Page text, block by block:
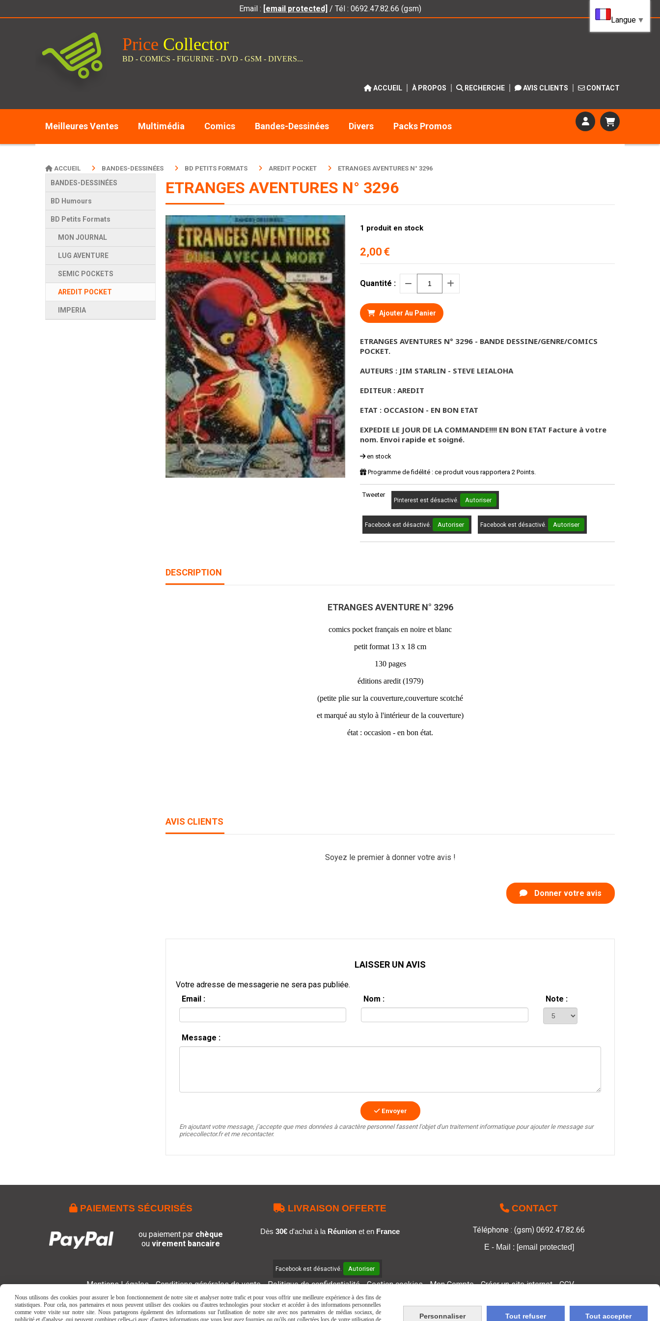
Email : [email protected] / Tél : 0692.47.82.66 (gsm)
Price Collector
BD - COMICS - FIGURINE - DVD - GSM - DIVERS...
ACCUEIL À PROPOS RECHERCHE AVIS CLIENTS CONTACT
Meilleures Ventes Multimédia Comics Bandes-Dessinées Divers Packs Promos
BANDES-DESSINÉES
BD Humours
BD Petits Formats
MON JOURNAL
LUG AVENTURE
SEMIC POCKETS
AREDIT POCKET
IMPERIA
ACCUEIL BANDES-DESSINÉES BD PETITS FORMATS AREDIT POCKET ETRANGES AVENTURES N° 3296
ETRANGES AVENTURES N° 3296
2,00 €
1 produit en stock
Quantité :
Ajouter Au Panier
ETRANGES AVENTURES N° 3296 - BANDE DESSINE/GENRE/COMICS
POCKET.
AUTEURS : JIM STARLIN - STEVE LEIALOHA
EDITEUR : AREDIT
ETAT : OCCASION - EN BON ETAT
EXPEDIE LE JOUR DE LA COMMANDE!!!! EN BON ETAT Facture à votre
nom. Envoi rapide et soigné.
en stock
Programme de fidélité : ce produit vous rapportera 2 Points.
Tweeter
Pinterest est désactivé. Autoriser
Facebook est désactivé. Autoriser Facebook est désactivé. Autoriser
DESCRIPTION
ETRANGES AVENTURE N° 3296
comics pocket français en noire et blanc
petit format 13 x 18 cm
130 pages
éditions aredit (1979)
(petite plie sur la couverture,couverture scotché
et marqué au stylo à l'intérieur de la couverture)
état : occasion - en bon état.
AVIS CLIENTS
Soyez le premier à donner votre avis !
Donner votre avis
LAISSER UN AVIS
Votre adresse de messagerie ne sera pas publiée.
Email :
Nom : Note :
Message :
Envoyer
En ajoutant votre message, j’accepte que mes données à caractère personnel fassent l'objet d'un traitement informatique pour ajouter le message sur
pricecollector.fr et me recontacter.
 PAIEMENTS SÉCURISÉS
ou paiement par chèque
ou virement bancaire
LIVRAISON OFFERTE
Dès 30€d'achat à la Réunionet en France
 CONTACT
Téléphone : (gsm) 0692.47.82.66
E - Mail : [email protected]
Facebook est désactivé. Autoriser
Mentions Légales Conditions générales de vente Politique de confidentialité Gestion cookies Mon Compte Créer un site internet CGV
Langue ▼
Nous utilisons des cookies pour assurer le bon fonctionnement de notre site et analyser notre trafic et pour vous offrir une meilleure expérience à des fins de
statistiques. Pour cela, nos partenaires et nous peuvent utiliser des cookies ou d'autres technologies pour stocker et accéder à des informations personnelles
comme votre visite sur notre site. Nous partageons également des informations sur l'utilisation de notre site avec nos partenaires de médias sociaux, de
publicité et d'analyse, qui peuvent combiner celles-ci avec d'autres informations que vous leur avez fournies ou qu'ils ont collectées lors de votre utilisation de
Personnaliser Tout refuser Tout accepter